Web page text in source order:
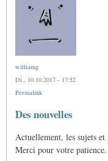
williamg
Di., 10.10.2017 - 17:52
Permalink
Des nouvelles
Actuellement, les sujets et
Merci pour votre patience.